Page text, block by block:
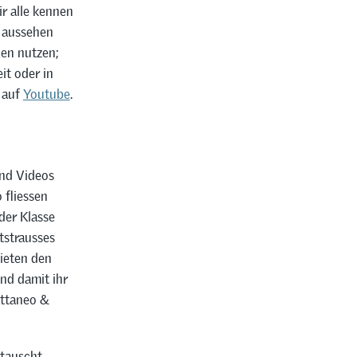
alle kennen
nutzen;
oder in
Youtube.
Videos
fliessen
Klasse
den
damit ihr
&